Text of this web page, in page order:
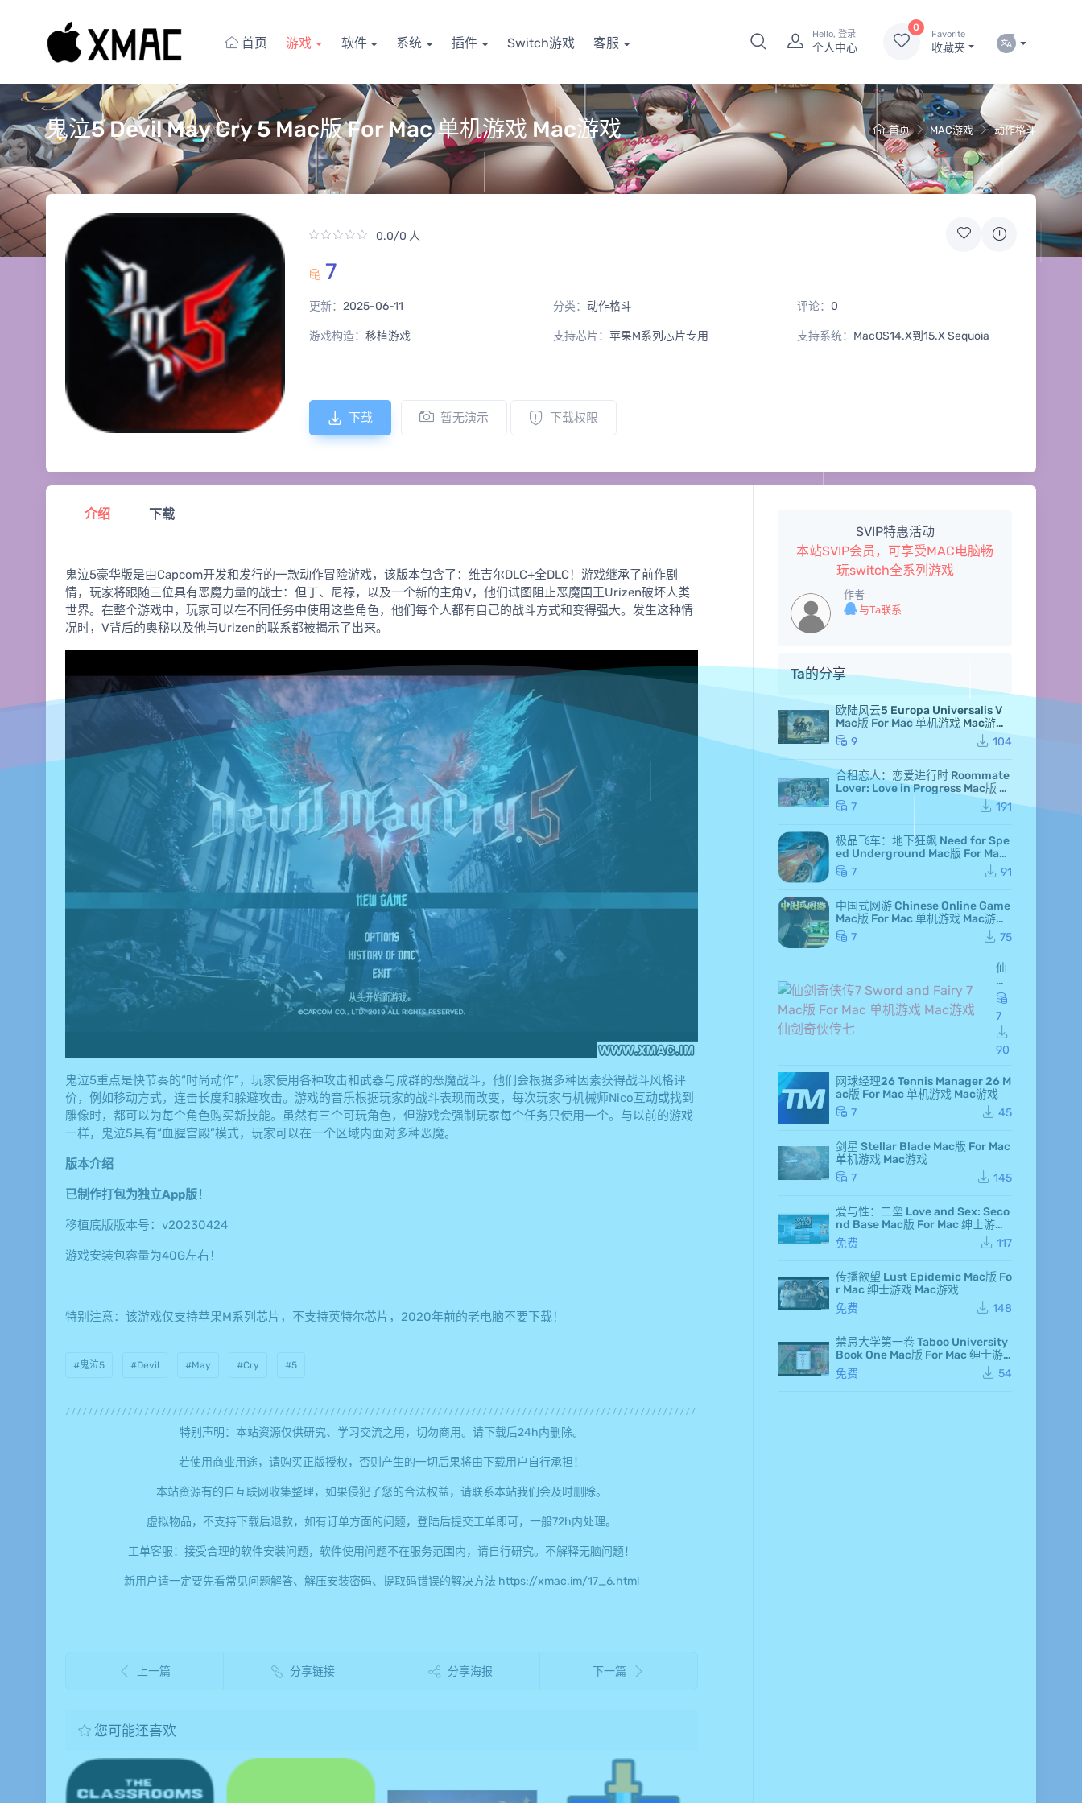
首页 游戏 软件 系统 插件 Switch游戏 客服
Hello, 登录
个人中心
0
Favorite
收藏夹
首页 MAC游戏 动作格斗
鬼泣5 Devil May Cry 5 Mac版 For Mac 单机游戏 Mac游戏
0.0/0 人
7
更新： 2025-06-11 分类： 动作格斗 评论： 0
游戏构造： 移植游戏 支持芯片： 苹果M系列芯片专用 支持系统： MacOS14.X到15.X Sequoia
下载 暂无演示 下载权限
介绍 下载
鬼泣5豪华版是由Capcom开发和发行的一款动作冒险游戏，该版本包含了：维吉尔DLC+全DLC！游戏继承了前作剧
情，玩家将跟随三位具有恶魔力量的战士：但丁、尼禄，以及一个新的主角V，他们试图阻止恶魔国王Urizen破坏人类
世界。在整个游戏中，玩家可以在不同任务中使用这些角色，他们每个人都有自己的战斗方式和变得强大。发生这种情
况时，V背后的奥秘以及他与Urizen的联系都被揭示了出来。
鬼泣5重点是快节奏的“时尚动作”，玩家使用各种攻击和武器与成群的恶魔战斗，他们会根据多种因素获得战斗风格评
价，例如移动方式，连击长度和躲避攻击。游戏的音乐根据玩家的战斗表现而改变，每次玩家与机械师Nico互动或找到
雕像时，都可以为每个角色购买新技能。虽然有三个可玩角色，但游戏会强制玩家每个任务只使用一个。与以前的游戏
一样，鬼泣5具有“血腥宫殿”模式，玩家可以在一个区域内面对多种恶魔。
版本介绍
已制作打包为独立App版！
移植底版版本号：v20230424
游戏安装包容量为40G左右！
特别注意：该游戏仅支持苹果M系列芯片，不支持英特尔芯片，2020年前的老电脑不要下载！
#鬼泣5 #Devil #May #Cry #5
特别声明：本站资源仅供研究、学习交流之用，切勿商用。请下载后24h内删除。
若使用商业用途，请购买正版授权，否则产生的一切后果将由下载用户自行承担！
本站资源有的自互联网收集整理，如果侵犯了您的合法权益，请联系本站我们会及时删除。
虚拟物品，不支持下载后退款，如有订单方面的问题，登陆后提交工单即可，一般72h内处理。
工单客服：接受合理的软件安装问题，软件使用问题不在服务范围内，请自行研究。不解释无脑问题！
新用户请一定要先看常见问题解答、解压安装密码、提取码错误的解决方法 https://xmac.im/17_6.html
上一篇 分享链接 分享海报 下一篇
您可能还喜欢
SVIP特惠活动
本站SVIP会员，可享受MAC电脑畅
玩switch全系列游戏
作者
与Ta联系
Ta的分享
欧陆风云5 Europa Universalis V
Mac版 For Mac 单机游戏 Mac游戏
高级白金版 全DLC版
9 104
合租恋人：恋爱进行时 Roommate
Lover: Love in Progress Mac版 Fo
r Mac GameStart Mac游戏
7 191
极品飞车：地下狂飙 Need for Spe
ed Underground Mac版 For Mac
极品飞车7 Mac游戏
7 91
中国式网游 Chinese Online Game
Mac版 For Mac 单机游戏 Mac游戏
MMOSimulator
7 75
仙
剑
奇
侠
传
7 S
wo
rd
d F
air
y 7
版
r M
机
游
戏
Ma
游
仙
剑
侠
传
七
7
90
网球经理26 Tennis Manager 26 M
ac版 For Mac 单机游戏 Mac游戏
7
45
剑星 Stellar Blade Mac版 For Mac
单机游戏 Mac游戏
7
145
爱与性：二垒 Love and Sex: Seco
nd Base Mac版 For Mac 绅士游戏
Mac游戏
免费 117
传播欲望 Lust Epidemic Mac版 Fo
r Mac 绅士游戏 Mac游戏
免费
148
禁忌大学第一卷 Taboo University
Book One Mac版 For Mac 绅士游
戏 Mac游戏
免费 54